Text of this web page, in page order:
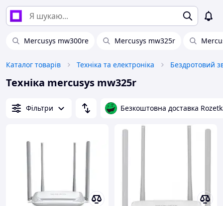
Mercusys mw300re Mercusys mw325r
Каталог товарів Техніка та електроніка Бездротовий
Техніка mercusys mw325r
Фільтри Безкоштовна доставка